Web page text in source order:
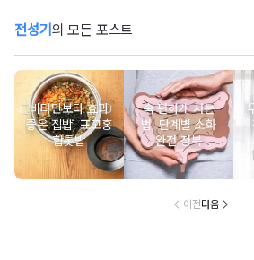
전성기 의 모든 포스트
비타민보다 효과
좋은 집밥, 표고홍
합톳밥
속 편하게 사는
법, 단계별 소화
완전 정복
이전다음